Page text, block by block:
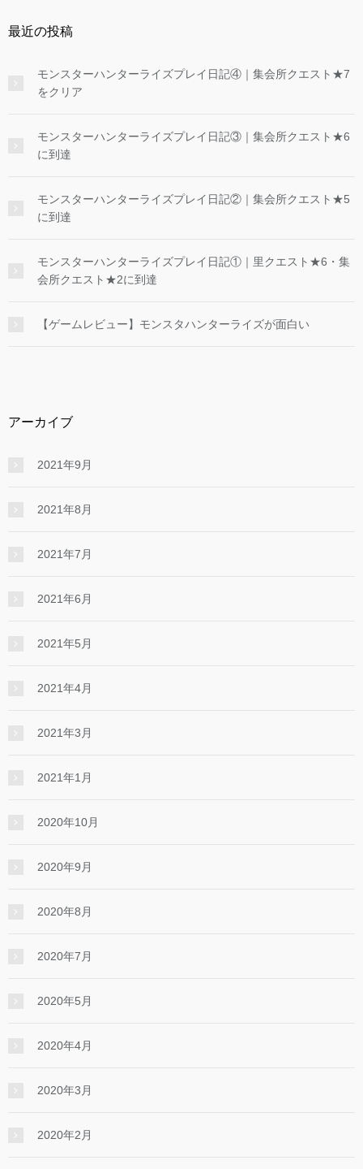
最近の投稿
モンスターハンターライズプレイ日記④｜集会所クエスト★7
をクリア
モンスターハンターライズプレイ日記③｜集会所クエスト★6
に到達
モンスターハンターライズプレイ日記②｜集会所クエスト★5
に到達
モンスターハンターライズプレイ日記①｜里クエスト★6・集
会所クエスト★2に到達
【ゲームレビュー】モンスタハンターライズが面白い
アーカイブ
2021年9月
2021年8月
2021年7月
2021年6月
2021年5月
2021年4月
2021年3月
2021年1月
2020年10月
2020年9月
2020年8月
2020年7月
2020年5月
2020年4月
2020年3月
2020年2月